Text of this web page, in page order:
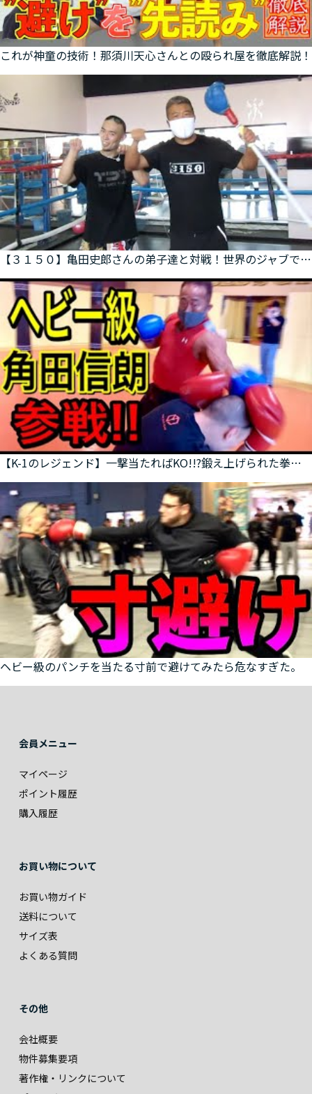
これが神童の技術！那須川天心さんとの殴られ屋を徹底解説！
【３１５０】亀田史郎さんの弟子達と対戦！世界のジャブでボコボコ？【コラボ】
【K-1のレジェンド】一撃当たればKO!!?鍛え上げられた拳を避け切れるか!?角田流拳トレーニング公開!!
ヘビー級のパンチを当たる寸前で避けてみたら危なすぎた。
会員メニュー
マイページ
ポイント履歴
購入履歴
お買い物について
お買い物ガイド
送料について
サイズ表
よくある質問
その他
会社概要
物件募集要項
著作権・リンクについて